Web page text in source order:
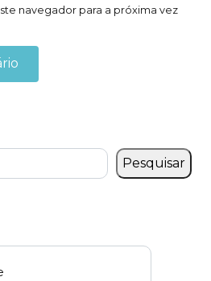
navegador para a próxima vez
Pesquisar